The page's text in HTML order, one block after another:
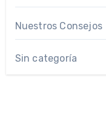
Nuestros Consejos
Sin categoría